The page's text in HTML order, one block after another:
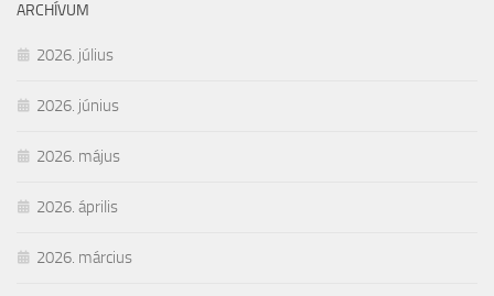
ARCHÍVUM
2026. július
2026. június
2026. május
2026. április
2026. március